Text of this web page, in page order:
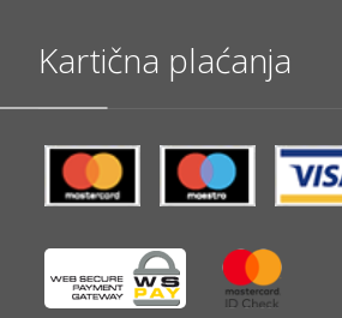
Kartična plaćanja